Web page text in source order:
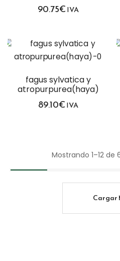
90.75€IVA
fagus sylvatica y
atropurpurea(haya)
89.10€IVA
Mostrando 1–12
Cargar